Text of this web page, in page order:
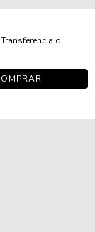
Transferencia o